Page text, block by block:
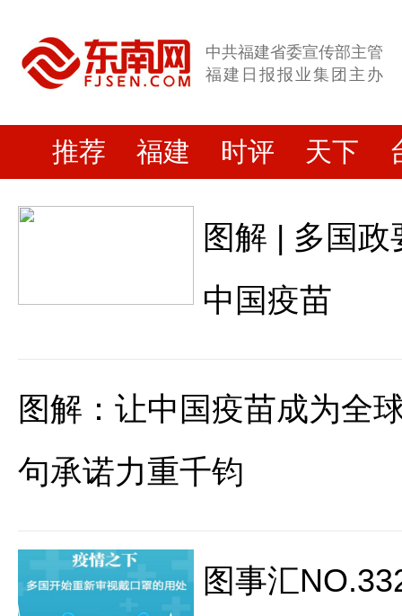
中共福建省委宣传部主管
福建日报报业集团主办
推荐 福建 时评 天下
图解 | 多国
中国疫苗
图解：让中国疫苗成为全
句承诺力重千钧
图事汇